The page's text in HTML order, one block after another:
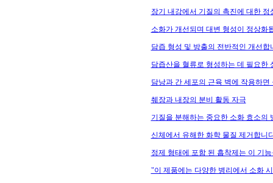
장기 내강에서 기질의 촉진에 대한 정
소화가 개선되며 대변 형성이 정상화
담즙 형성 및 방출의 전반적인 개선합
담즙산을 혈류로 형성하는 데 필요한
담낭과 간 세포의 근육 벽에 작용하
췌장과 내장의 분비 활동 자극
기질을 분해하는 중요한 소화 효소의
신체에서 유해한 화학 물질 제거합니
정제 형태에 포함 된 흡착제는 이 기
"이 제품에는 다양한 병리에서 소화